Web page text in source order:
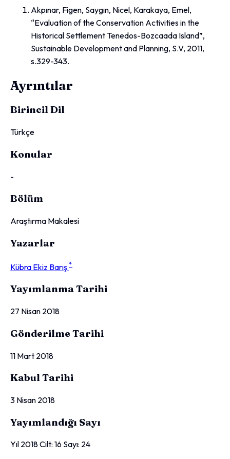
Akpınar, Figen, Saygın, Nicel, Karakaya, Emel,
“Evaluation of the Conservation Activities in the
Historical Settlement Tenedos-Bozcaada Island”,
Sustainable Development and Planning, S.V, 2011,
s.329-343.
Ayrıntılar
Birincil Dil
Türkçe
Konular
-
Bölüm
Araştırma Makalesi
Yazarlar
Kübra Ekiz Barış *
Yayımlanma Tarihi
27 Nisan 2018
Gönderilme Tarihi
11 Mart 2018
Kabul Tarihi
3 Nisan 2018
Yayımlandığı Sayı
Yıl 2018 Cilt: 16 Sayı: 24